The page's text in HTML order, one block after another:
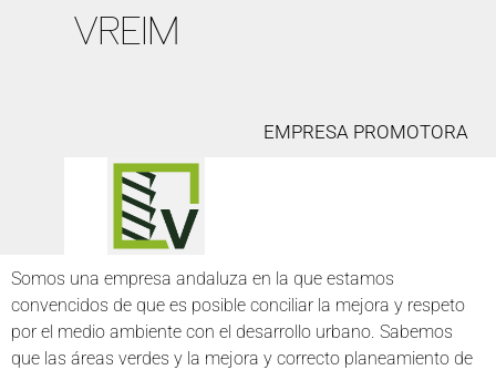
VREIM
EMPRESA PROMOTORA
Somos una empresa andaluza en la que estamos
convencidos de que es posible conciliar la mejora y respeto
por el medio ambiente con el desarrollo urbano. Sabemos
que las áreas verdes y la mejora y correcto planeamiento de